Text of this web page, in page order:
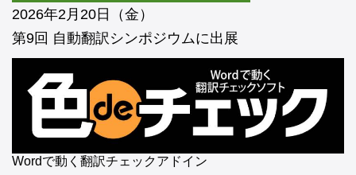
2026年2月20日（金）
第9回 自動翻訳シンポジウムに出展
Wordで動く翻訳チェックアドイン